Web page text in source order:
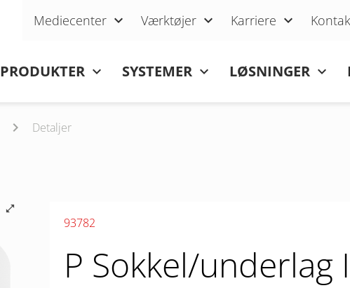
Skip navigation
Mediecenter Værktøjer Karriere
PRODUKTER SYSTEMER LØSNINGER
Detaljer
93782
P Sokkel/underlag